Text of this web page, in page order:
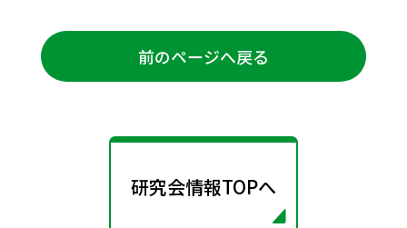
前のページへ戻る
研究会情報TOPへ